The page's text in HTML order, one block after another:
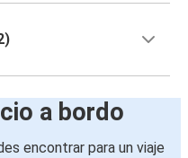
a bordo
encontrar para un viaje